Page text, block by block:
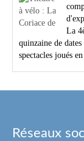
La
quinzaine de
spectacles joués
Réseaux